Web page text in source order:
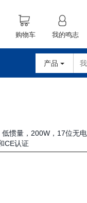
购物车 我的鸣志
产品
惯量，200W，17位无
CE认证